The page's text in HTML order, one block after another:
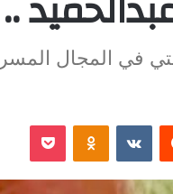
في المجال
‏Reddit
‏VKontakte
Odnoklassniki
بوكيت